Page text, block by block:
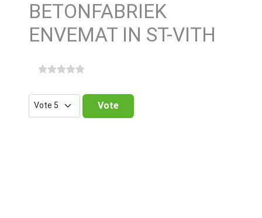
BETONFABRIEK
ENVEMAT IN ST-VITH
Veuillez voter